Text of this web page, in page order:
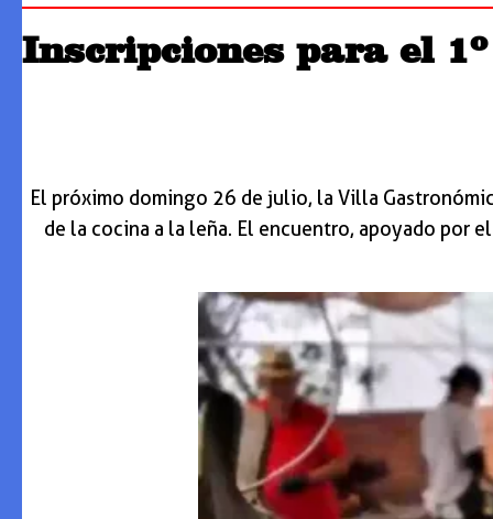
Inscripciones para el
El próximo domingo 26 de julio, la Villa
de la cocina a la leña. El encuentro, apoyado por